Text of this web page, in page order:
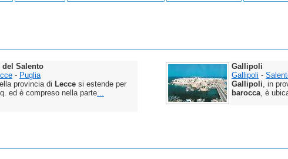
del Salento
- Puglia
provincia di Lecce si estende per
ed è compreso nella parte...
Gallipoli
Gallipoli -
Gallipoli, in
barocca, è